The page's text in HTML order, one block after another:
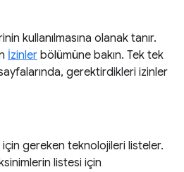
kullanılmasına olanak tanır.
İzinler bölümüne bakın. Tek tek
gerektirdikleri izinler
için gereken teknolojileri listeler.
listesi için